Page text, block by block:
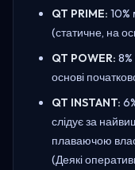
QT PRIME:
(статичне, на
QT POWER:
основі
QT INSTANT:
слідує за
плаваючою
(Деякі